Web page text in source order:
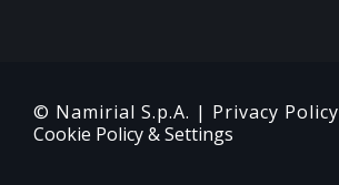
© Namirial S.p.A. | Privacy Policy
Cookie Policy & Settings